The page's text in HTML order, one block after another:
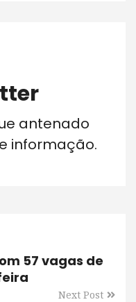
antenado
informação.
57 vagas de
Next Post